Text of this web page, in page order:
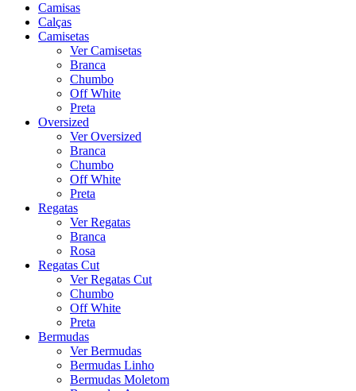
Camisas
Calças
Camisetas
Ver Camisetas
Branca
Chumbo
Off White
Preta
Oversized
Ver Oversized
Branca
Chumbo
Off White
Preta
Regatas
Ver Regatas
Branca
Rosa
Regatas Cut
Ver Regatas Cut
Chumbo
Off White
Preta
Bermudas
Ver Bermudas
Bermudas Linho
Bermudas Moletom